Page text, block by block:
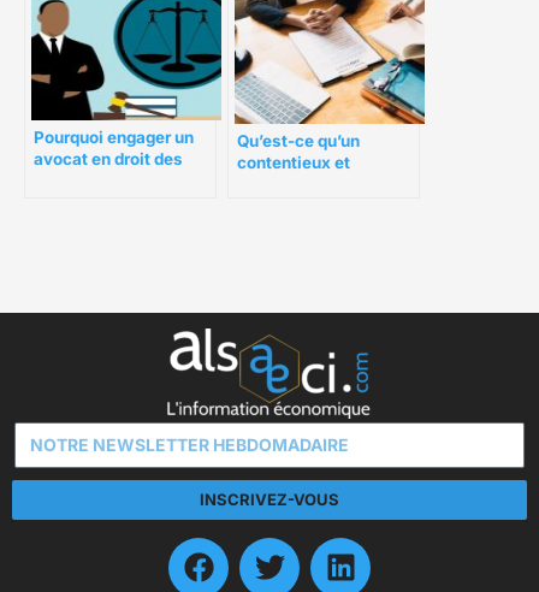
Pourquoi engager un
avocat en droit des
Qu’est-ce qu’un
contentieux et
INSCRIVEZ-VOUS